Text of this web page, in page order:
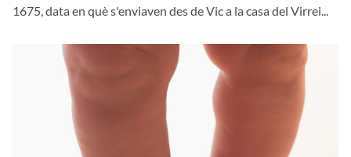
1675, data en què s'enviaven des de Vic a la casa del Virrei...